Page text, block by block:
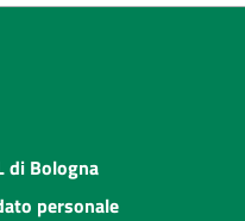
di Bologna
personale